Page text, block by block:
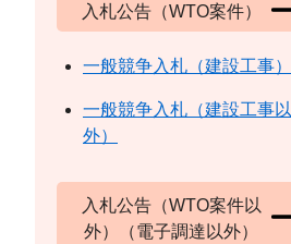
入札公告（WTO案件）
一般競争入札（建設工事）
一般競争入札（建設工事以
外）
入札公告（WTO案件以
外）（電子調達以外）